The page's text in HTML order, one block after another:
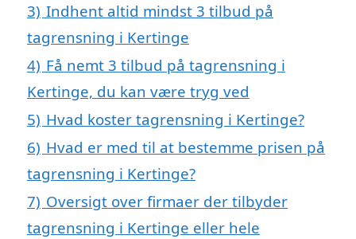
3) Indhent altid mindst 3 tilbud på
tagrensning i Kertinge
4) Få nemt 3 tilbud på tagrensning i
Kertinge, du kan være tryg ved
5) Hvad koster tagrensning i Kertinge?
6) Hvad er med til at bestemme prisen på
tagrensning i Kertinge?
7) Oversigt over firmaer der tilbyder
tagrensning i Kertinge eller hele